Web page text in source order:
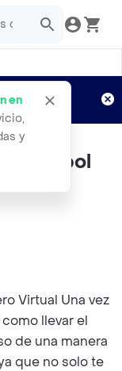
en
y
Aplican TyC
De Árbol
Virtual Una vez
llevar el
de una manera
que no solo te